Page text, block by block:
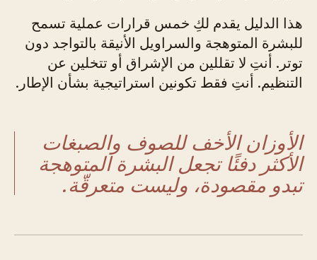
هذا الدليل يقدم لكِ خمس قرارات عملية تسمح
للبشرة المتوهجة والسراويل الأنيقة بالتواجد دون
توتر. أنتِ لا تقللين من الإشراق أو تتخلين عن
التنظيم. أنتِ فقط تكونين استراتيجية بشأن الإطار.
الأوزان الأخف للصوف والصبغات
الأكثر دفئًا تجعل البشرة المتوهجة
تبدو مقصودة، وليست متعرقّة.